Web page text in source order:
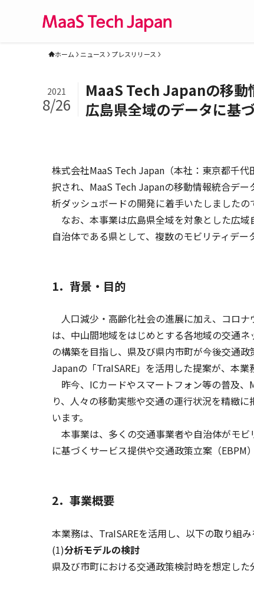
ホーム ニュース プレスリリース
MaaS Tech Japanの移動
広島県全域のデータに基
2021
8/26
株式会社MaaS Tech Japan（本社：東京都千
択され、MaaS Tech Japanの移動情報統合デ
析ダッシュボードの開発に着手いたしましたの
なお、本事業は広島県全域を対象とした広
自治体である県として、複数のモビリティデ
1．背景・目的
人口減少・高齢化社会の進展に加え、コロ
は、中山間地域をはじめとする各地域の交通
の構築を目指し、県及び県内市町が今後交通
Japanの「TraISARE」を活用した提案が、本業
昨今、ICカードやスマートフォン等の普及、
り、人々の移動実態や交通の運行状況を精緻
います。
本事業は、多くの交通事業者や自治体がモ
に基づくサービス提供や交通政策立案（EBPM
2．事業概要
本業務は、TraISAREを活用し、以下の取り組み
(1)分析モデルの検討
県及び市町における交通政策検討時を想定し